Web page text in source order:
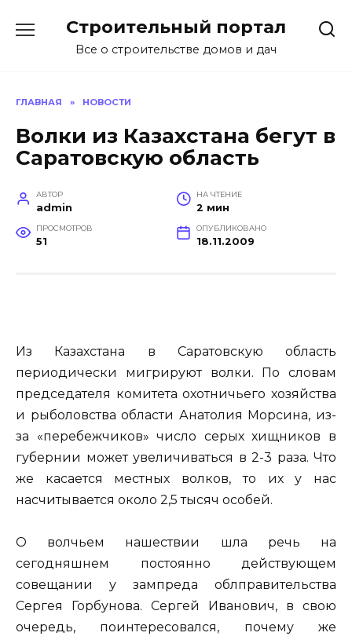
содержанию
Строительный портал
Все о строительстве домов и дач
ГЛАВНАЯ » НОВОСТИ
Волки из Казахстана бегут в
Саратовскую область
АВТОР
admin
НА ЧТЕНИЕ
2 мин
ПРОСМОТРОВ
51
ОПУБЛИКОВАНО
18.11.2009
Из Казахстана в Саратовскую область
периодически мигрируют волки. По словам
председателя комитета охотничьего хозяйства
и рыболовства области Анатолия Морсина, из-
за «перебежчиков» число серых хищников в
губернии может увеличиваться в 2-3 раза. Что
же касается местных волков, то их у нас
насчитывается около 2,5 тысяч особей.
О волчьем нашествии шла речь на
сегодняшнем
постоянно действующем
совещании у зампреда облправительства
Сергея Горбунова. Сергей Иванович, в свою
очередь, поинтересовался, почему же